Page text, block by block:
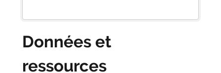
Données et
ressources